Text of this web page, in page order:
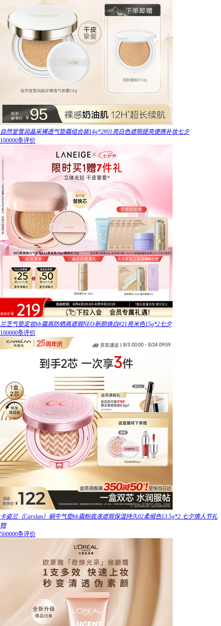
自然堂雪润晶采裸透气垫霜组合装14g*2#01亮白色遮瑕提亮便携补妆七夕
100000条评价
兰芝气垫定妆bb霜高防晒高遮瑕NEO新颜焕白#21亮米色15g*2七夕
100000条评价
卡姿兰（Carslan）蜗牛气垫bb霜粉底液遮瑕保湿持久02柔缎色13.5g*2 七夕情人节礼
物
500000条评价